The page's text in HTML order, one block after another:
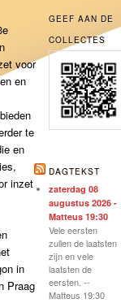
voor
en
te
en
inzet
in
Praag
GEEF AAN DE
COLLECTES
DAGTEKST
zaterdag 08
augustus 2026 -
Matteus 19:30
Vele eersten
zullen de laatsten
zijn en vele
laatsten de
eersten. --
Matteus 19:30